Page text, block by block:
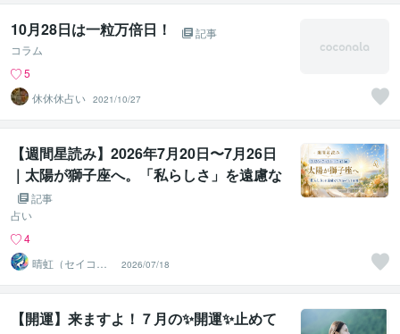
10月28日は一粒万倍日！
記事
コラム
5
休休休占い 2021/10/27
【週間星読み】2026年7月20日〜7月26日
｜太陽が獅子座へ。「私らしさ」を遠慮な
く輝かせる1週間
記事
占い
4
晴虹（セイコ
ー） 転換期専門
鑑定師
2026/07/18
【開運】来ますよ！７月の✨開運✨止めて